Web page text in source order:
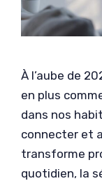
À l’aube de
en plus
dans nos
connecter et
transforme
quotidien, la